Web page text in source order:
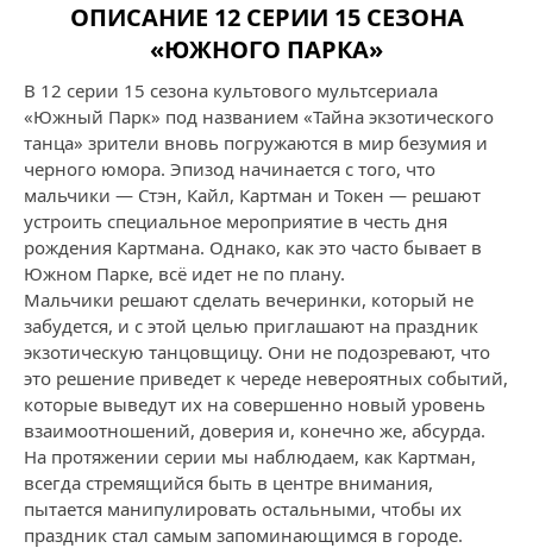
ОПИСАНИЕ 12 СЕРИИ 15 СЕЗОНА
«ЮЖНОГО ПАРКА»
В 12 серии 15 сезона культового мультсериала
«Южный Парк» под названием «Тайна экзотического
танца» зрители вновь погружаются в мир безумия и
черного юмора. Эпизод начинается с того, что
мальчики — Стэн, Кайл, Картман и Токен — решают
устроить специальное мероприятие в честь дня
рождения Картмана. Однако, как это часто бывает в
Южном Парке, всё идет не по плану.
Мальчики решают сделать вечеринки, который не
забудется, и с этой целью приглашают на праздник
экзотическую танцовщицу. Они не подозревают, что
это решение приведет к череде невероятных событий,
которые выведут их на совершенно новый уровень
взаимоотношений, доверия и, конечно же, абсурда.
На протяжении серии мы наблюдаем, как Картман,
всегда стремящийся быть в центре внимания,
пытается манипулировать остальными, чтобы их
праздник стал самым запоминающимся в городе.